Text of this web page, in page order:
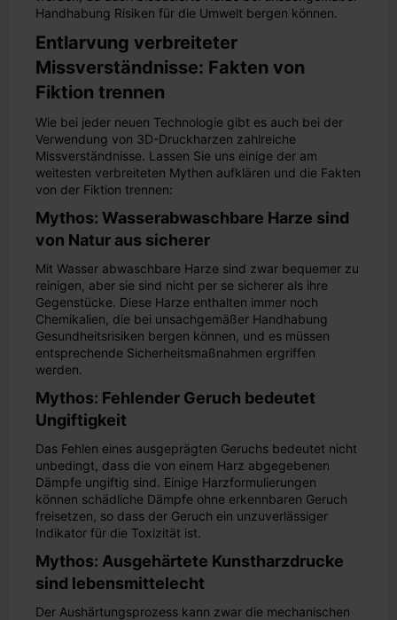
Handhabung Risiken für die Umwelt bergen können.
Entlarvung verbreiteter
Missverständnisse: Fakten von
Fiktion trennen
Wie bei jeder neuen Technologie gibt es auch bei der
Verwendung von 3D-Druckharzen zahlreiche
Missverständnisse. Lassen Sie uns einige der am
weitesten verbreiteten Mythen aufklären und die Fakten
von der Fiktion trennen:
Mythos: Wasserabwaschbare Harze sind
von Natur aus sicherer
Mit Wasser abwaschbare Harze sind zwar bequemer zu
reinigen, aber sie sind nicht per se sicherer als ihre
Gegenstücke. Diese Harze enthalten immer noch
Chemikalien, die bei unsachgemäßer Handhabung
Gesundheitsrisiken bergen können, und es müssen
entsprechende Sicherheitsmaßnahmen ergriffen
werden.
Mythos: Fehlender Geruch bedeutet
Ungiftigkeit
Das Fehlen eines ausgeprägten Geruchs bedeutet nicht
unbedingt, dass die von einem Harz abgegebenen
Dämpfe ungiftig sind. Einige Harzformulierungen
können schädliche Dämpfe ohne erkennbaren Geruch
freisetzen, so dass der Geruch ein unzuverlässiger
Indikator für die Toxizität ist.
Mythos: Ausgehärtete Kunstharzdrucke
sind lebensmittelecht
Der Aushärtungsprozess kann zwar die mechanischen